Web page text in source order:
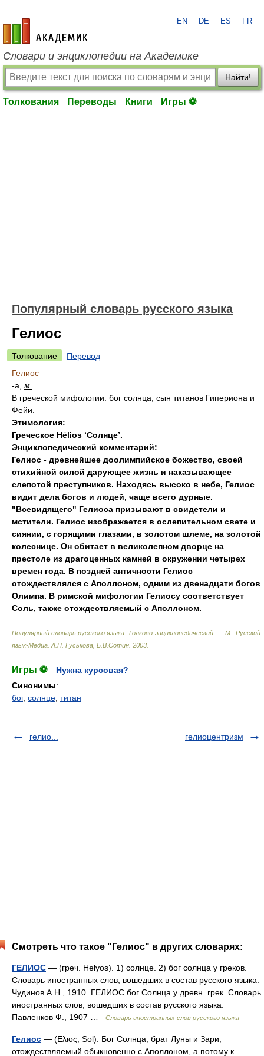
academic.ru
EN DE ES FR
Словари и энциклопедии на Академике
Найти!
Толкования Переводы Книги Игры ⚽
Популярный словарь русского языка
Гелиос
Толкование
Перевод
Гелиос
-а, м.
В греческой мифологии: бог солнца, сын титанов Гипериона и
Фейи.
Этимология:
Греческое Hēlios ‘Солнце’.
Энциклопедический комментарий:
Гелиос - древнейшее доолимпийское божество, своей
стихийной силой дарующее жизнь и наказывающее
слепотой преступников. Находясь высоко в небе, Гелиос
видит дела богов и людей, чаще всего дурные.
"Всевидящего" Гелиоса призывают в свидетели и
мстители. Гелиос изображается в ослепительном свете и
сиянии, с горящими глазами, в золотом шлеме, на золотой
колеснице. Он обитает в великолепном дворце на
престоле из драгоценных камней в окружении четырех
времен года. В поздней античности Гелиос
отождествлялся с Аполлоном, одним из двенадцати богов
Олимпа. В римской мифологии Гелиосу соответствует
Соль, также отождествляемый с Аполлоном.
Популярный словарь русского языка. Толково-энциклопедический. — М.: Русский
язык-Медиа А.П. Гуськова, Б.В.Сотин 2003
Игры ⚽
Нужна курсовая?
Синонимы:
бог, солнце титан
гелио... гелиоцентризм
Смотреть что такое "Гелиос" в других словарях:
ГЕЛИОС — (греч. Helyos). 1) солнце. 2) бог солнца у греков.
Словарь иностранных слов, вошедших в состав русского языка.
Чудинов А.Н., 1910. ГЕЛИОС бог Солнца у древн. грек. Словарь
иностранных слов, вошедших в состав русского языка.
Павленков Ф., 1907 …
Словарь иностранных слов русского языка
Гелиос — (Ελιος, Sol). Бог Солнца, брат Луны и Зари,
отождествляемый обыкновенно с Аполлоном, а потому к